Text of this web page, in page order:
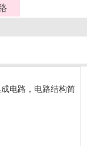
电路，电路结构简